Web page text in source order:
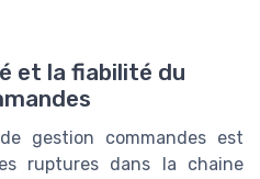
et la fiabilité du
gestion commandes est
ruptures dans la chaine